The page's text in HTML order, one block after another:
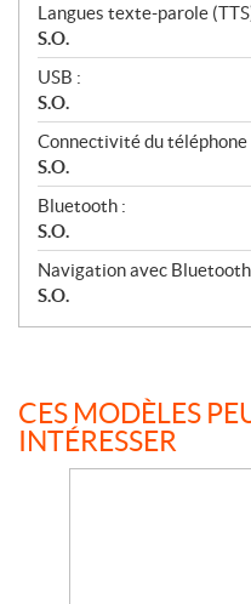
Langues texte-parole
S.O.
USB :
S.O.
Connectivité du téléphone
S.O.
Bluetooth :
S.O.
Navigation avec
S.O.
CES MODÈLES
INTÉRESSER